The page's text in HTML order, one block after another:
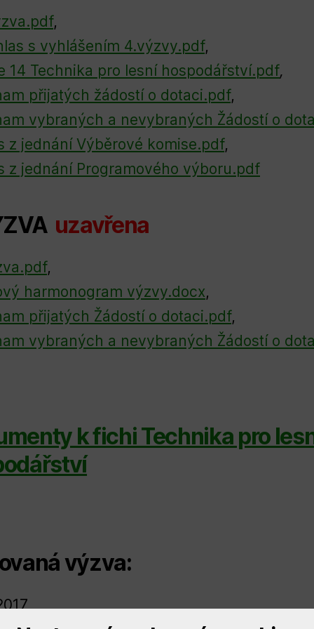
,
s vyhlášením 4.výzvy.pdf,
14 Technika pro lesní hospodářství.pdf,
přijatých žádostí o dotaci.pdf,
vybraných a nevybraných Žádostí o
z jednání Výběrové komise.pdf,
z jednání Programového výboru.pdf
uzavřena
,
harmonogram výzvy.docx,
přijatých Žádostí o dotaci.pdf,
vybraných a nevybraných Žádostí o
k fichi Technika pro
výzva: